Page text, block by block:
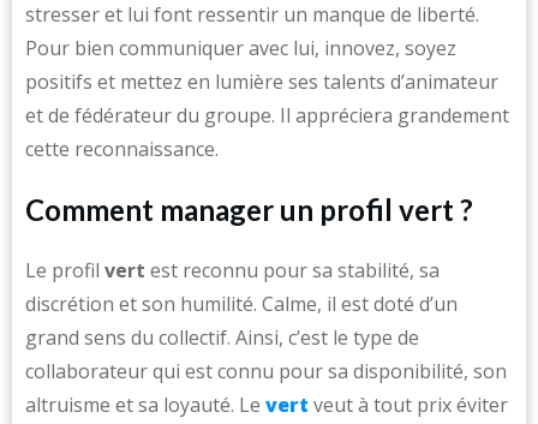
stresser et lui font ressentir un manque de liberté.
Pour bien communiquer avec lui, innovez, soyez
positifs et mettez en lumière ses talents d’animateur
et de fédérateur du groupe. Il appréciera grandement
cette reconnaissance.
Comment manager un profil vert ?
Le profil vert est reconnu pour sa stabilité, sa
discrétion et son humilité. Calme, il est doté d’un
grand sens du collectif. Ainsi, c’est le type de
collaborateur qui est connu pour sa disponibilité, son
altruisme et sa loyauté. Le vert veut à tout prix éviter